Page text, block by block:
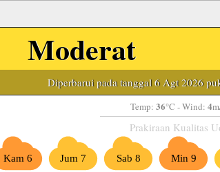
Moderat
Diperbarui pada tanggal 6 Agt 2026
Temp: 36°C - Wind: 4
Prakiraan Kualitas
Kam 6 Jum 7 Sab 8 Min 9